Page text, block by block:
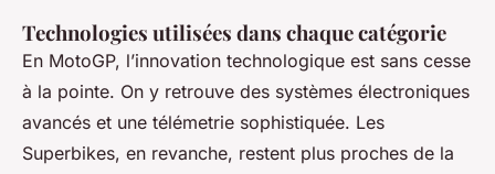
Technologies utilisées dans chaque catégorie
En MotoGP, l’innovation technologique est sans cesse
à la pointe. On y retrouve des systèmes électroniques
avancés et une télémetrie sophistiquée. Les
Superbikes, en revanche, restent plus proches de la